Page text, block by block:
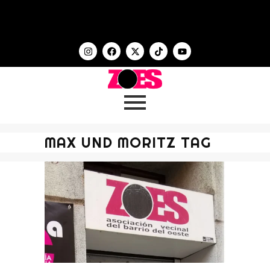
MAX UND MORITZ TAG